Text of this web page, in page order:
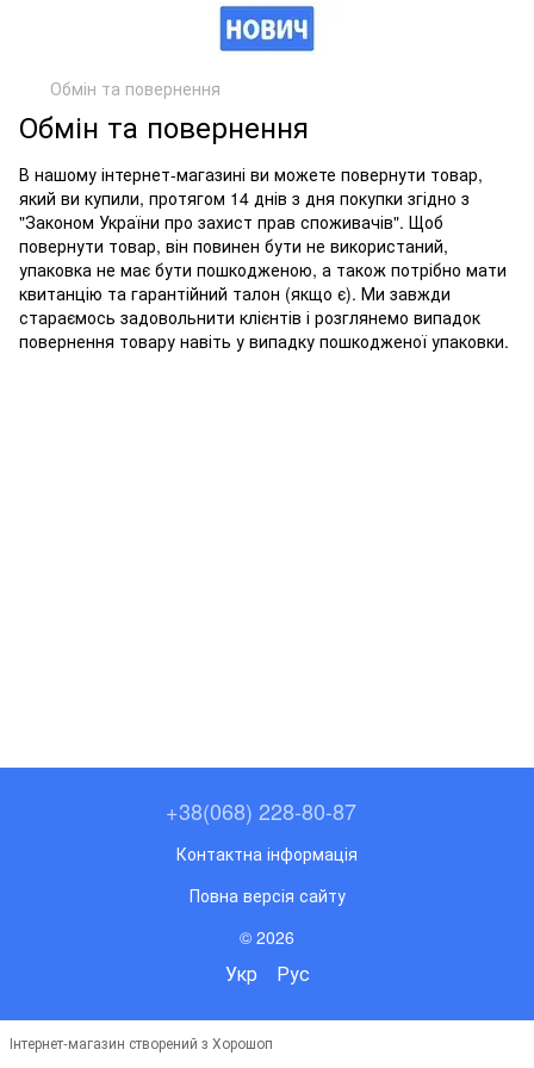
Обмін та повернення
Обмін та повернення
В нашому інтернет-магазині ви можете повернути товар,
який ви купили, протягом 14 днів з дня покупки згідно з
"Законом України про захист прав споживачів". Щоб
повернути товар, він повинен бути не використаний,
упаковка не має бути пошкодженою, а також потрібно мати
квитанцію та гарантійний талон (якщо є). Ми завжди
стараємось задовольнити клієнтів і розглянемо випадок
повернення товару навіть у випадку пошкодженої упаковки.
+38(068) 228-80-87
Контактна інформація
Повна версія сайту
© 2026
Укр Рус
Інтернет-магазин створений з Хорошоп